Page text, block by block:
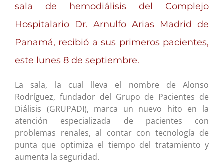
sala de hemodiálisis del Complejo
Hospitalario Dr. Arnulfo Arias Madrid de
Panamá, recibió a sus primeros pacientes,
este lunes 8 de septiembre.
La sala, la cual lleva el nombre de Alonso
Rodríguez, fundador del Grupo de Pacientes de
Diálisis (GRUPADI), marca un nuevo hito en la
atención especializada de pacientes con
problemas renales, al contar con tecnología de
punta que optimiza el tiempo del tratamiento y
aumenta la seguridad.